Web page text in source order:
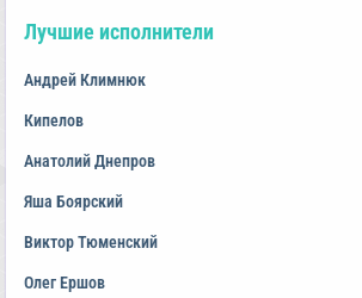
Лучшие исполнители
Андрей Климнюк
Кипелов
Анатолий Днепров
Яша Боярский
Виктор Тюменский
Олег Ершов